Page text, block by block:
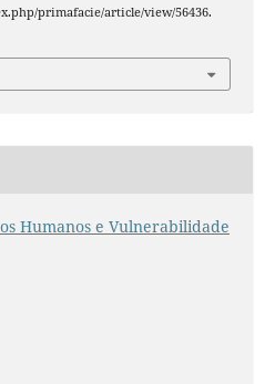
primafacie/article/view/56436.
Humanos e Vulnerabilidade